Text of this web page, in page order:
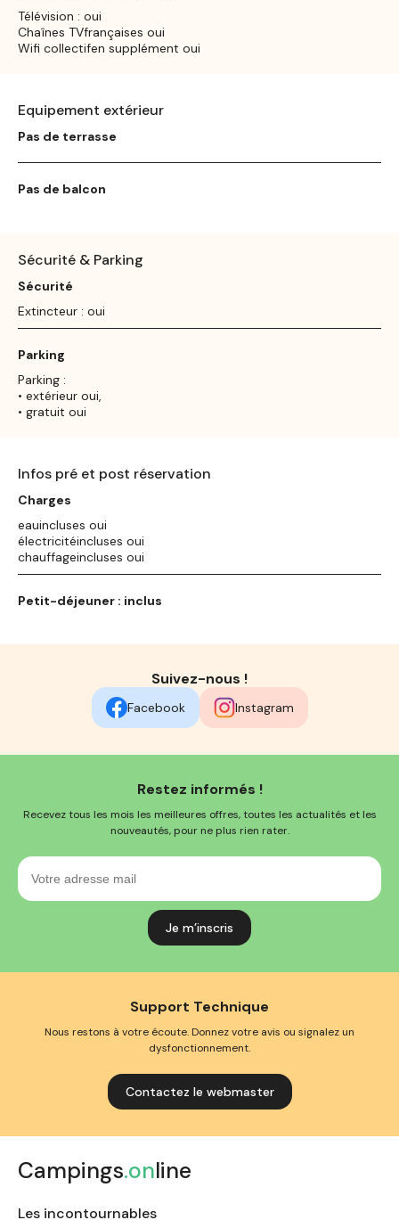
Télévision : oui
Chaînes TVfrançaises oui
Wifi collectifen supplément oui
Equipement extérieur
Pas de terrasse
Pas de balcon
Sécurité & Parking
Sécurité
Extincteur : oui
Parking
Parking :
• extérieur oui,
• gratuit oui
Infos pré et post réservation
Charges
eauincluses oui
électricitéincluses oui
chauffageincluses oui
Petit-déjeuner : inclus
Suivez-nous !
Facebook Instagram
Restez informés !
Recevez tous les mois les meilleures offres, toutes les actualités et les
nouveautés, pour ne plus rien rater.
Votre
adresse
mail
Support Technique
Nous restons à votre écoute. Donnez votre avis ou signalez un
dysfonctionnement.
Contactez le webmaster
Campings.online
Les incontournables